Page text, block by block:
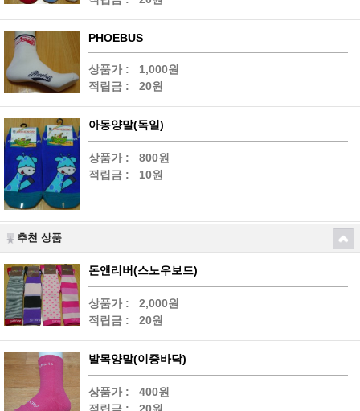
PHOEBUS
상품가 :
1,000원
적립금 :
20원
아동양말(독일)
상품가 :
800원
적립금 :
10원
추천 상품
돈앤리버(스노우보드)
상품가 :
2,000원
적립금 :
20원
발목양말(이중바닥)
상품가 :
400원